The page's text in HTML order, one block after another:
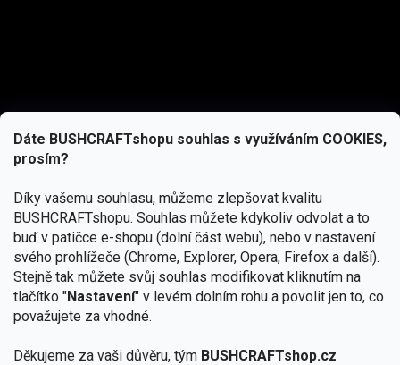
Dáte BUSHCRAFTshopu souhlas s využíváním COOKIES,
prosím?
Díky vašemu souhlasu, můžeme zlepšovat kvalitu
BUSHCRAFTshopu. Souhlas můžete kdykoliv odvolat a to
buď v patičce e-shopu (dolní část webu), nebo v nastavení
svého prohlížeče (Chrome, Explorer, Opera, Firefox a další).
Stejně tak můžete svůj souhlas modifikovat kliknutím na
tlačítko "Nastavení" v levém dolním rohu a povolit jen to, co
považujete za vhodné.
Děkujeme za vaši důvěru, tým BUSHCRAFTshop.cz
podmínkami ochrany osobních údajů